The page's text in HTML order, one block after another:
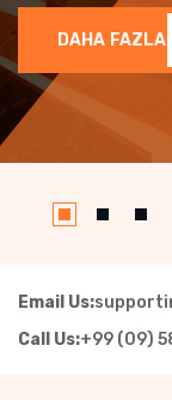
Email Us:
Call Us:+99 (09)